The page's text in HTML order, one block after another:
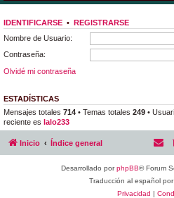
IDENTIFICARSE • REGISTRARSE
Nombre de Usuario:
Contraseña:
Olvidé mi contraseña
ESTADÍSTICAS
Mensajes totales 714 • Temas totales 249 •
reciente es lalo233
Inicio Índice general
Desarrollado porphpBB® Forum
Traducción al español por
Privacidad |